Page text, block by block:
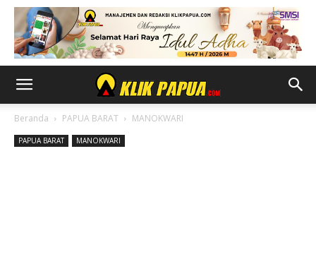
Beranda PAPUA BARAT MANOKWARI
PAPUA BARAT MANOKWARI